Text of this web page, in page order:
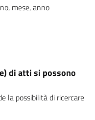
mese, anno
di atti si possono
la possibilità di ricercare